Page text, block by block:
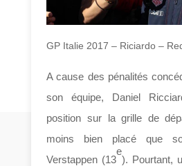
GP Italie 2017 – Riciardo –
A cause des pénalités
son équipe, Daniel
position sur la grille de
moins bien placé que
Verstappen (13
e
). Pourtant,